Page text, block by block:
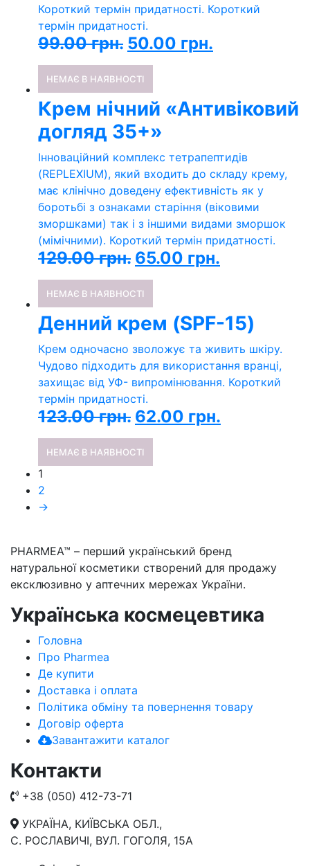
Короткий термін придатності. Короткий
термін придатності.
99.00грн. 50.00 грн.
НЕМАЄ В НАЯВНОСТІ
Крем нічний «Антивіковий
догляд 35+»
Інноваційний комплекс тетрапептидів
(REPLEXIUM), який входить до складу крему,
має клінічно доведену ефективність як у
боротьбі з ознаками старіння (віковими
зморшками) так і з іншими видами зморшок
(мімічними). Короткий термін придатності.
129.00грн. 65.00 грн.
НЕМАЄ В НАЯВНОСТІ
Денний крем (SPF-15)
Крем одночасно зволожує та живить шкіру.
Чудово підходить для використання вранці,
захищає від УФ- випромінювання. Короткий
термін придатності.
123.00грн. 62.00 грн.
НЕМАЄ В НАЯВНОСТІ
1
2
→
PHARMEA™ – перший український бренд
натуральної косметики створений для продажу
ексклюзивно у аптечних мережах України.
Українська космецевтика
Головна
Про Pharmea
Де купити
Доставка і оплата
Політика обміну та повернення товару
Договір оферта
Завантажити каталог
Контакти
+38 (050) 412-73-71
УКРАЇНА, КИЇВСЬКА ОБЛ.,
С. РОСЛАВИЧІ, ВУЛ. ГОГОЛЯ, 15А